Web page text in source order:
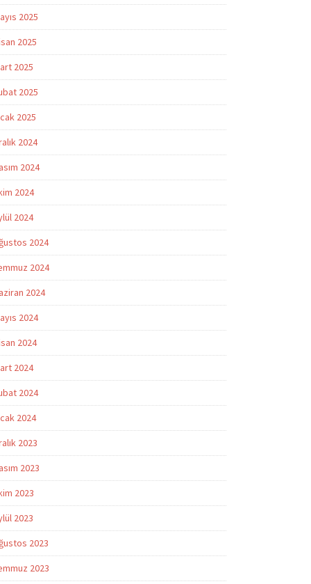
2025
2025
2025
2025
2025
2024
2024
2024
2024
2024
2024
2024
2024
2024
2024
2024
2024
2023
2023
2023
2023
2023
2023